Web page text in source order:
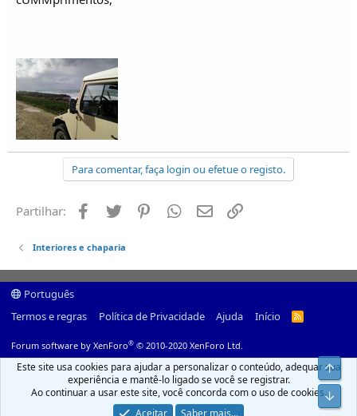
Para comentar, faça login ou efetue o registo.
Partilhar: Facebook
Twitter PinterestWhatsapp
Email
Interiores e chaparia
Português
Termos e regras
Política de Privacidade Ajuda Início
R
Forum software by XenForo® © 2010-2020 XenForo Ltd.
Este site usa cookies para ajudar a personalizar o conteúdo, adequar sua
experiência e mantê-lo ligado se você se registrar.
Ao continuar a usar este site, você concorda com o uso de cookies.
Aceitar
Saber mais...
Top